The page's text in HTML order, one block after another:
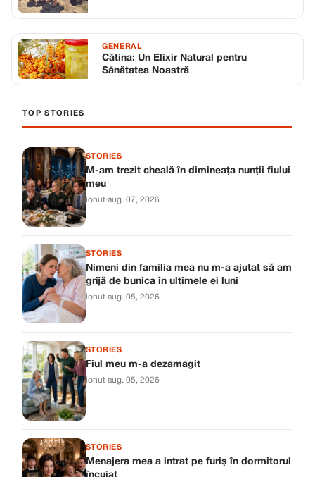
GENERAL
Cătina: Un Elixir Natural pentru
Sănătatea Noastră
TOP STORIES
STORIES
M-am trezit cheală în dimineața nunții fiului
meu
ionut·aug. 07, 2026
STORIES
Nimeni din familia mea nu m-a ajutat să am
grijă de bunica în ultimele ei luni
ionut·aug. 05, 2026
STORIES
Fiul meu m-a dezamagit
ionut·aug. 05, 2026
STORIES
Menajera mea a intrat pe furiș în dormitorul
încuiat